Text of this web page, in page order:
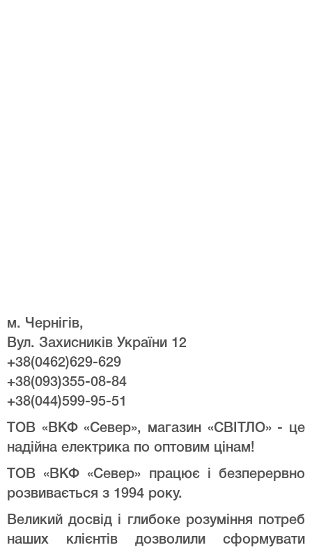
м. Чернігів,
Вул. Захисників України 12
+38(0462)629-629
+38(093)355-08-84
+38(044)599-95-51
ТОВ «ВКФ «Север», магазин «СВІТЛО» - це
надійна електрика по оптовим цінам!
ТОВ «ВКФ «Север» працює і безперервно
розвивається з 1994 року.
Великий досвід і глибоке розуміння потреб
наших клієнтів дозволили сформувати